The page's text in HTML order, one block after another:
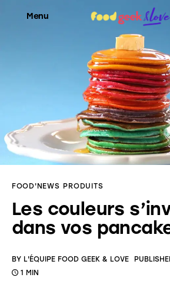
Menu
Food’News
Food’Com
Food’Art
Food’Life
FOOD'NEWS PRODUITS
Les couleurs
dans vos
BY L'ÉQUIPE FOOD GEEK & LOVE
1 MIN